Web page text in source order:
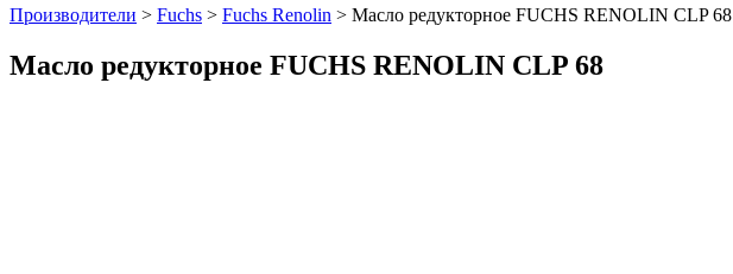
Производители > Fuchs > Fuchs Renolin > Масло редукторное FUCHS RENOLIN CLP 68
Масло редукторное FUCHS RENOLIN CLP 68